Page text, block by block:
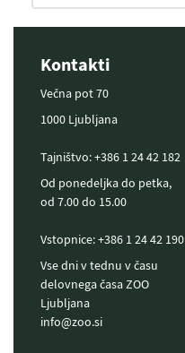
Kontakti
Večna pot 70
1000 Ljubljana
Tajništvo: +386 1 24 42 182
Od ponedeljka do petka,
od 7.00 do 15.00
Vstopnice: +386 1 24 42 190
Vse dni v tednu v času
delovnega časa ZOO
Ljubljana
info@zoo.si